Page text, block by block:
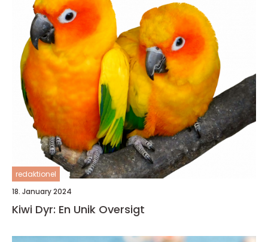
redaktionel
18. January 2024
Kiwi Dyr: En Unik Oversigt